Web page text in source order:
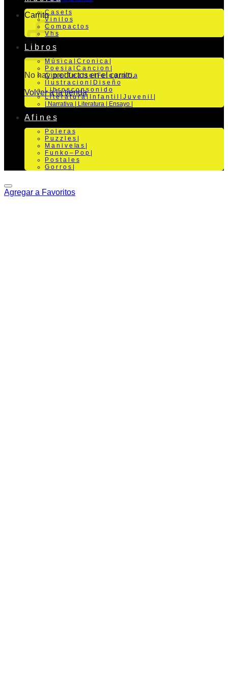
Carrito
No hay productos en el carrito.
Volver a la tienda
C a s e t s
V i n i l o s
C o m p a c t o s
V h s
L i b r o s
M ú s i c a | C r o n i c a |
P o e s i a | C a n c i o n |
C i n e | T e a t r o | Fo t o g r a f i a
I l u s t r a c i o n | D i s e ñ o
L i b r o s c o n s o n i d o
L i t e r a t u r a | I n f a n t i l | J u v e n i l |
| Narrativa | Literatura | Ensayo |
A f i n e s
P o l e r a s
P u z z l e s |
M a n i v e la s |
F u n k o – P o p |
P o s t a l e s
G o r r o s |
Agregar a Favoritos